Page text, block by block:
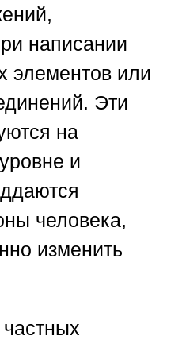
написании
элементов или
Эти
на
и
человека,
изменить